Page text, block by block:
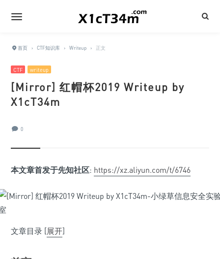
首页 › CTF知识库 › Writeup › 正文
CTF writeup
[Mirror] 红帽杯2019 Writeup by
X1cT34m
0
本文章首发于先知社区: https://xz.aliyun.com/t/6746
文章目录 [展开]